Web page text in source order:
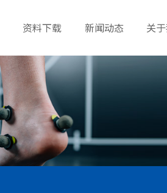
资料下载 新闻动态 关